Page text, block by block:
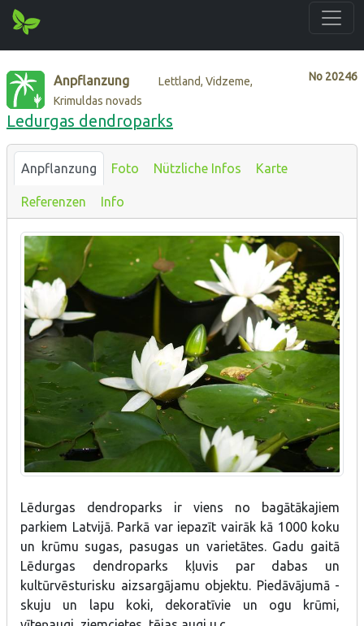
No 20246
Anpflanzung
Lettland, Vidzeme,
Krimuldas novads
Ledurgas dendroparks
Anpflanzung Foto Nützliche Infos Karte
Referenzen Info
Lēdurgas dendroparks ir viens no bagātākajiem
parkiem Latvijā. Parkā var iepazīt vairāk kā 1000 koku
un krūmu sugas, pasugas un varietātes. Gadu gaitā
Lēdurgas dendroparks kļuvis par dabas un
kultūrvēsturisku aizsargājamu objektu. Piedāvājumā -
skuju un lapu koki, dekoratīvie un ogu krūmi,